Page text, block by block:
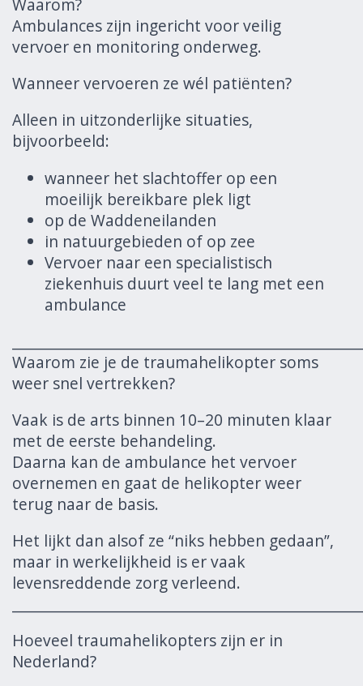
Waarom?
Ambulances zijn ingericht voor veilig
vervoer en monitoring onderweg.
Wanneer vervoeren ze wél patiënten?
Alleen in uitzonderlijke situaties,
bijvoorbeeld:
wanneer het slachtoffer op een
moeilijk bereikbare plek ligt
op de Waddeneilanden
in natuurgebieden of op zee
Vervoer naar een specialistisch
ziekenhuis duurt veel te lang met een
ambulance
Waarom zie je de traumahelikopter soms
weer snel vertrekken?
Vaak is de arts binnen 10–20 minuten klaar
met de eerste behandeling.
Daarna kan de ambulance het vervoer
overnemen en gaat de helikopter weer
terug naar de basis.
Het lijkt dan alsof ze “niks hebben gedaan”,
maar in werkelijkheid is er vaak
levensreddende zorg verleend.
Hoeveel traumahelikopters zijn er in
Nederland?